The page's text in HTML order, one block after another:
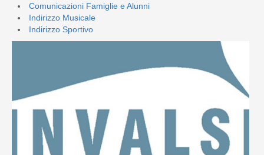
Comunicazioni Famiglie e Alunni
Indirizzo Musicale
Indirizzo Sportivo